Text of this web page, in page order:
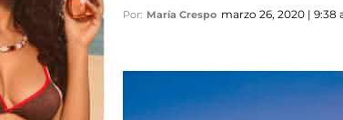
Por: María Crespo marzo 26, 2020 | 9:38